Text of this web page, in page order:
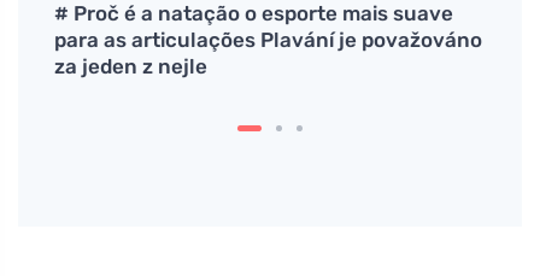
# Proč é a natação o esporte mais suave
para as articulações Plavání je považováno
za jeden z nejle